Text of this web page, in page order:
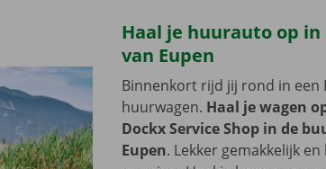
Haal je huurauto op in
van Eupen
Binnenkort rijd jij rond in een
huurwagen. Haal je wagen
Dockx Service Shop in de
Eupen. Lekker gemakkelijk